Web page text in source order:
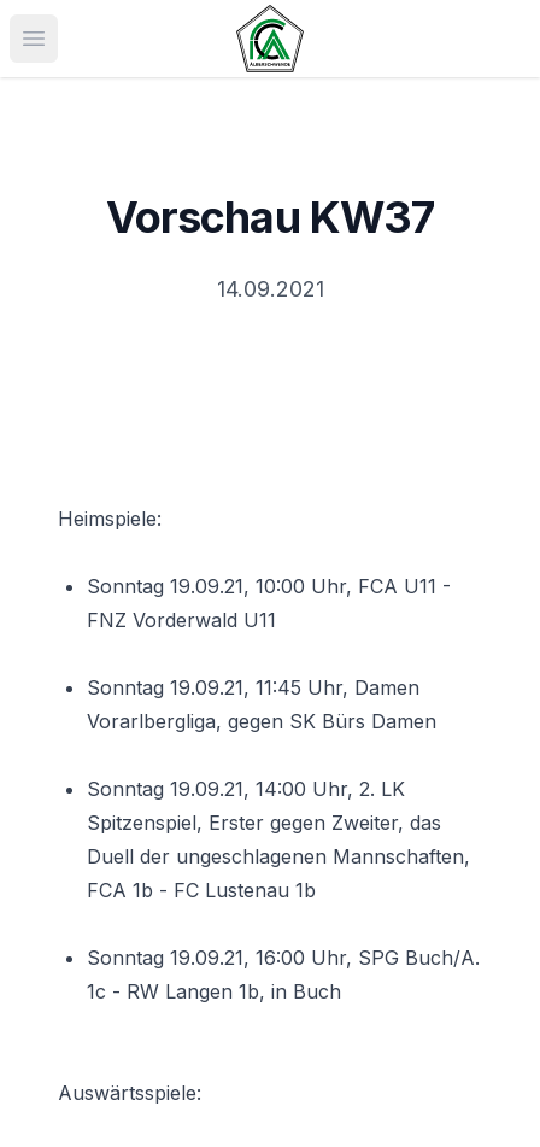
Menü öffnen
Vorschau KW37
14.09.2021
Heimspiele:
Sonntag 19.09.21, 10:00 Uhr, FCA U11 -
FNZ Vorderwald U11
Sonntag 19.09.21, 11:45 Uhr, Damen
Vorarlbergliga, gegen SK Bürs Damen
Sonntag 19.09.21, 14:00 Uhr, 2. LK
Spitzenspiel, Erster gegen Zweiter, das
Duell der ungeschlagenen Mannschaften,
FCA 1b - FC Lustenau 1b
Sonntag 19.09.21, 16:00 Uhr, SPG Buch/A.
1c - RW Langen 1b, in Buch
Auswärtsspiele: